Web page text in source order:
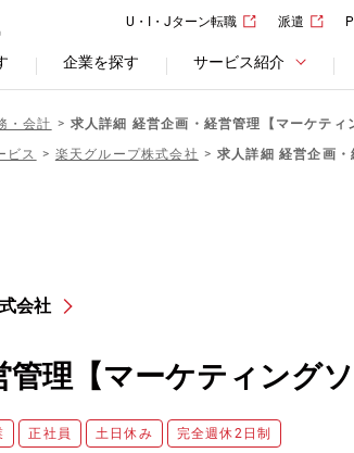
U・I・Jターン転職 派遣
企業を探す サービス紹介
・会計
求人詳細 経営企画・経営管理【マーケティ
ビス 楽天グループ株式会社 求人詳細 経営企画・
会社
理【マーケティング
正社員 土日休み 完全週休2日制